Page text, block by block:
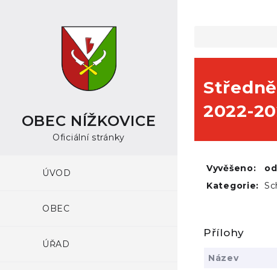
OBEC NÍŽKOVICE
Oficiální stránky
ÚVOD
OBEC
ÚŘAD
2022-
Vyvěšeno:
Kategorie:
Přílohy
Název